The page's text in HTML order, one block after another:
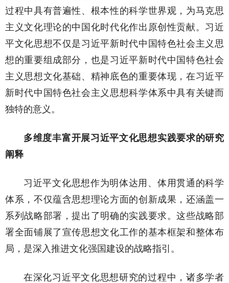
过程中具有普遍性、根本性的科学世界观，为马克思
主义文化理论的中国化时代化作出原创性贡献。习近
平文化思想不仅是习近平新时代中国特色社会主义思
想的重要组成部分，也是习近平新时代中国特色社会
主义思想文化基础、精神底色的重要体现，在习近平
新时代中国特色社会主义思想科学体系中具有关键而
独特的意义。
多维度丰富开展习近平文化思想实践要求的研究
阐释
习近平文化思想作为明体达用、体用贯通的科学
体系，不仅蕴含思想理论方面的创新成果，还涵盖一
系列战略部署，提出了明确的实践要求。这些战略部
署全面铺展了宣传思想文化工作的基本框架和整体布
局，是深入推进文化强国建设的战略指引。
在深化习近平文化思想研究的过程中，诸多学者